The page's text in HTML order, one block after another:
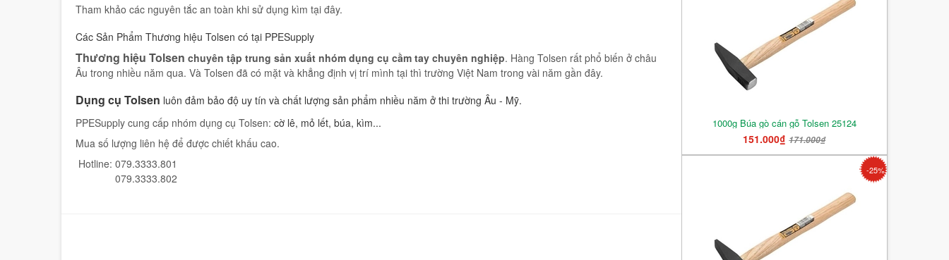
Tham khảo các nguyên tắc an toàn khi sử dụng kìm tại đây.
Các Sản Phẩm Thương hiệu Tolsen có tại PPESupply
Thương hiệu Tolsen chuyên tập trung sản xuất nhóm dụng cụ cầm tay chuyên nghiệp. Hàng Tolsen rất phổ biến ở châu
Âu trong nhiều năm qua. Và Tolsen đã có mặt và khẳng định vị trí mình tại thì trường Việt Nam trong vài năm gần đây.
Dụng cụ Tolsen luôn đảm bảo độ uy tín và chất lượng sản phẩm nhiều năm ở thi trường Âu - Mỹ.
PPESupply cung cấp nhóm dụng cụ Tolsen: cờ lê, mỏ lết, búa, kìm...
Mua số lượng liên hệ để được chiết khấu cao.
Hotline: 079.3333.801
079.3333.802
1000g Búa gò cán gỗ Tolsen 25124
151.000₫171.000₫
-25%